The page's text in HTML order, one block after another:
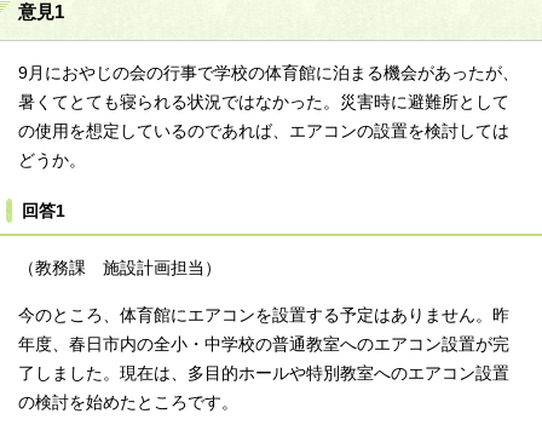
意見1
9月におやじの会の行事で学校の体育館に泊まる機会があったが、
暑くてとても寝られる状況ではなかった。災害時に避難所として
の使用を想定しているのであれば、エアコンの設置を検討しては
どうか。
回答1
（教務課 施設計画担当）
今のところ、体育館にエアコンを設置する予定はありません。昨
年度、春日市内の全小・中学校の普通教室へのエアコン設置が完
了しました。現在は、多目的ホールや特別教室へのエアコン設置
の検討を始めたところです。